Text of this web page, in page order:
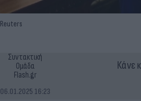
Reuters
Συντακτική
Ομάδα
Flash.gr
06.01.2025 16:23
Κάνε